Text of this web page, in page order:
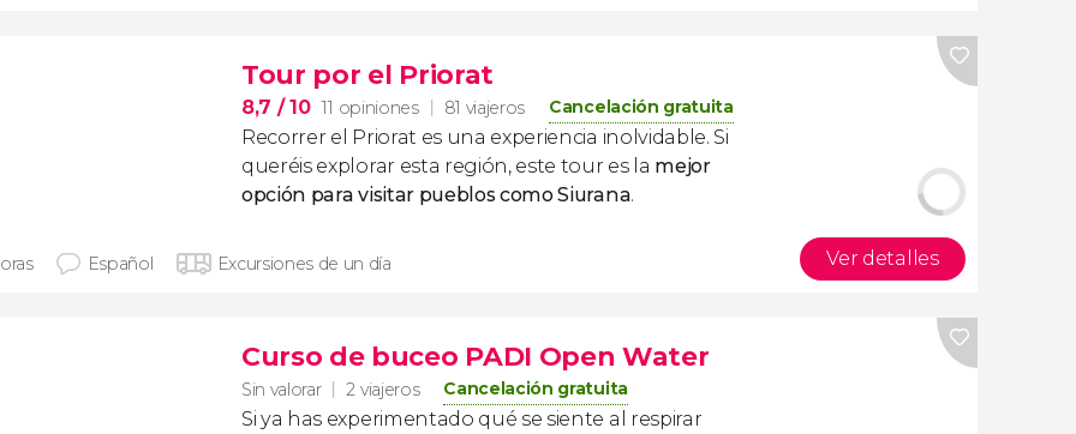
Tour por el Priorat
8,7 / 10 11 opiniones 81 viajeros Cancelación gratuita
Recorrer el Priorat es una experiencia inolvidable. Si
queréis explorar esta región, este tour es la mejor
opción para visitar pueblos como Siurana.
Español Excursiones de un día Ver detalles
Curso de buceo PADI Open Water
Sin valorar 2 viajeros Cancelación gratuita
Si ya has experimentado qué se siente al respirar